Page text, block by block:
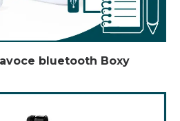
bluetooth Boxy